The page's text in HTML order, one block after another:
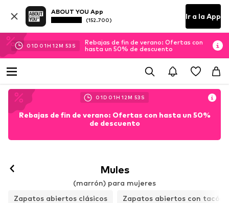
ABOUT YOU App
(152.700) Ir a la App
01D 01H 12M 50 S
Rebajas de fin de verano: Ofertas con
hasta un 50% de descuento
01D 01H 12M 50 S
Rebajas de fin de verano: Ofertas con hasta un 50%
de descuento
Mules
(marrón) para mujeres
Zapatos abiertos clásicos
Zapatos abiertos con tacón